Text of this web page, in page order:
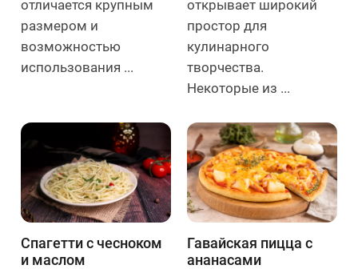
отличается крупным
размером и
возможностью
использования ...
открывает широкий
простор для
кулинарного
творчества.
Некоторые из ...
Спагетти с чесноком
и маслом
Гавайская пицца с
ананасами